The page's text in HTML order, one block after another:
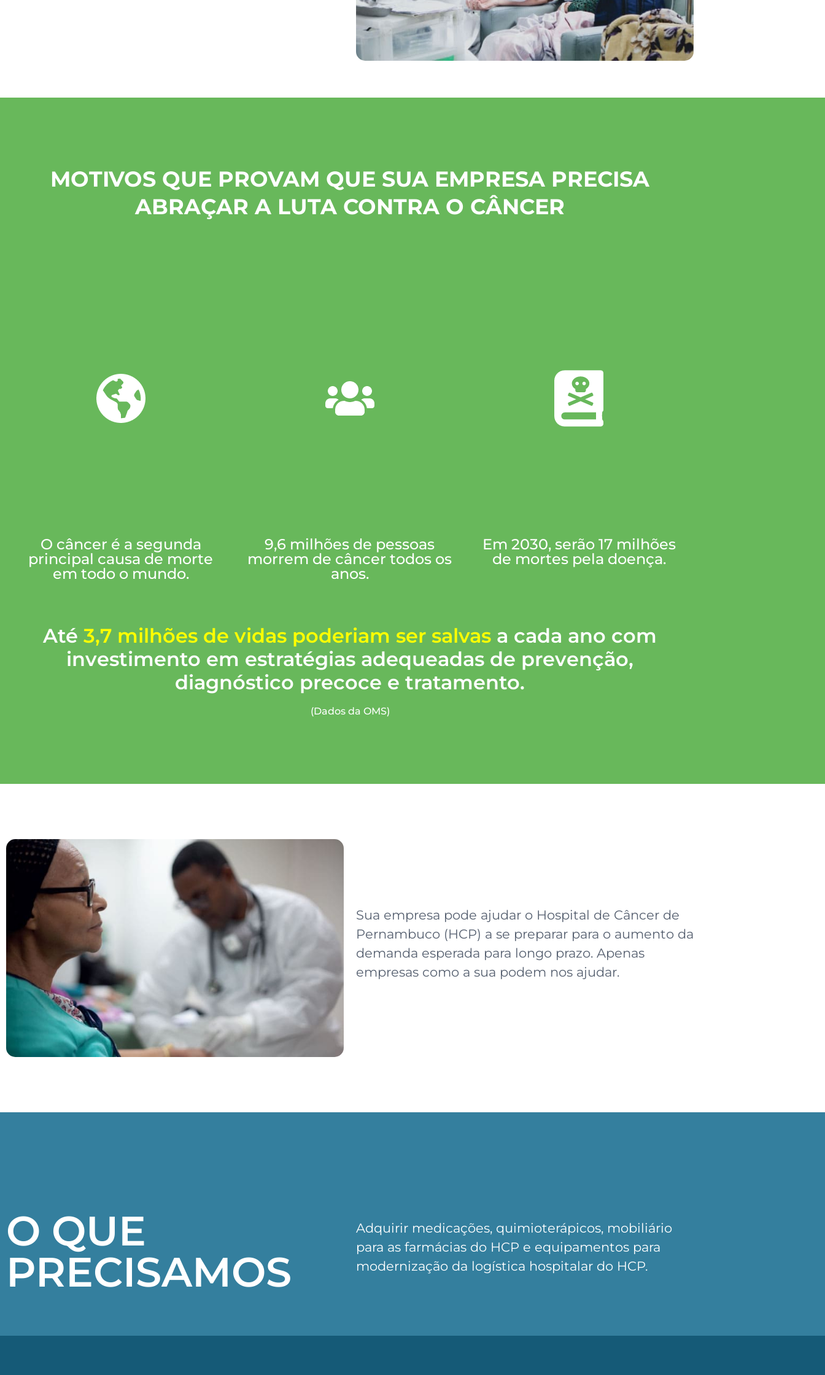
MOTIVOS QUE PROVAM QUE SUA EMPRESA PRECISA
ABRAÇAR A LUTA CONTRA O CÂNCER
O câncer é a segunda
principal causa de morte
em todo o mundo.
9,6 milhões de pessoas
morrem de câncer todos os
anos.
Em 2030, serão 17 milhões
de mortes pela doença.
Até 3,7 milhões de vidas poderiam ser salvas a cada ano com
investimento em estratégias adequeadas de prevenção,
diagnóstico precoce e tratamento.
(Dados da OMS)
Sua empresa pode ajudar o Hospital de Câncer de
Pernambuco (HCP) a se preparar para o aumento da
demanda esperada para longo prazo. Apenas
empresas como a sua podem nos ajudar.
O QUE
PRECISAMOS
Adquirir medicações, quimioterápicos, mobiliário
para as farmácias do HCP e equipamentos para
modernização da logística hospitalar do HCP.